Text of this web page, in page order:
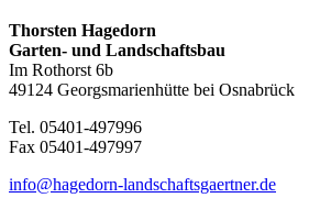
Thorsten Hagedorn
Garten- und Landschaftsbau
Im Rothorst 6b
49124 Georgsmarienhütte bei Osnabrück
Tel. 05401-497996
Fax 05401-497997
info@hagedorn-landschaftsgaertner.de